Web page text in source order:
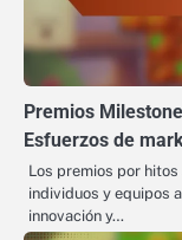
Premios
Esfuerzos de
Los premios por
individuos y equipos
innovación y…